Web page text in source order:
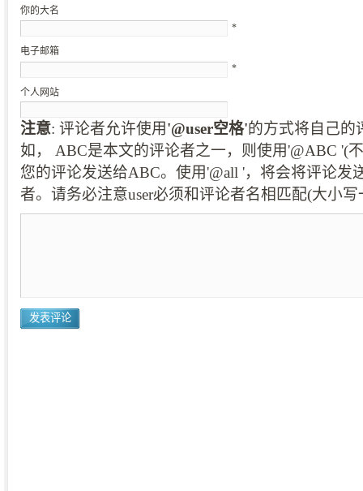
你的大名
*
电子邮箱
*
个人网站
注意: 评论者允许使用'@user空格'的方式将自己的
如， ABC是本文的评论者之一，则使用'@ABC '(
您的评论发送给ABC。使用'@all '，将会将评论发
者。请务必注意user必须和评论者名相匹配(大小写